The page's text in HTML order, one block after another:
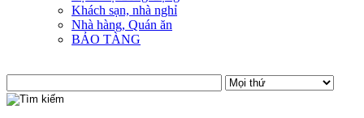
Khách sạn, nhà nghỉ
Nhà hàng, Quán ăn
BẢO TÀNG